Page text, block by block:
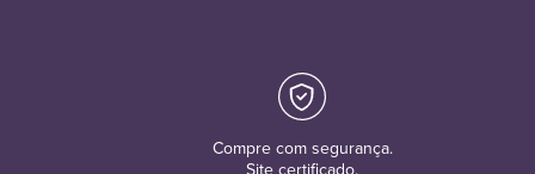
Compre com segurança.
Site certificado.